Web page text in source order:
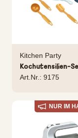
Kitchen Party
Kochutensilien-
Art.Nr.: 9175
NUR IM